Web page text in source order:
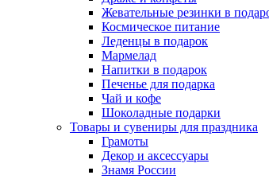
Жевательные резинки в
Космическое питание
Леденцы в подарок
Мармелад
Напитки в подарок
Печенье для подарка
Чай и кофе
Шоколадные подарки
Товары и сувениры для праздника
Грамоты
Декор и аксессуары
Знамя России